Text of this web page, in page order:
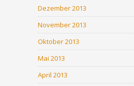
Dezember 2013
November 2013
Oktober 2013
Mai 2013
April 2013